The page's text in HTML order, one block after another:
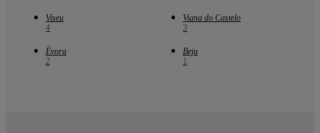
Viseu
4
Viana do Castelo
3
Évora
2
Beja
1